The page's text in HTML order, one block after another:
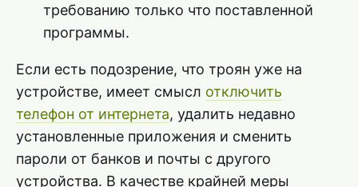
требованию только что поставленной
программы.
Если есть подозрение, что троян уже на
устройстве, имеет смысл отключить
телефон от интернета, удалить недавно
установленные приложения и сменить
пароли от банков и почты с другого
устройства. В качестве крайней меры